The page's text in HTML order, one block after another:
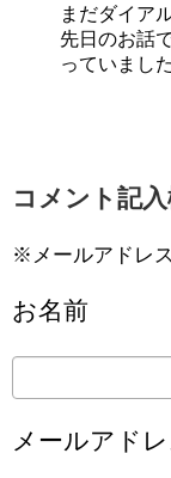
まだダイア
先日のお話
っていました
コメント記入
※メールアドレ
お名前
メールアド